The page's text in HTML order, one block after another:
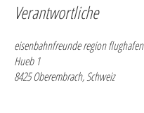
Verantwortliche
eisenbahnfreunde region flughafen
Hueb 1
8425 Oberembrach, Schweiz